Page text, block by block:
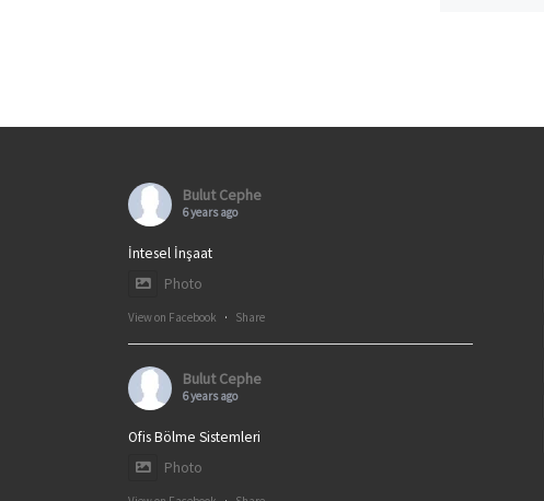
Bulut Cephe
6 years ago
İntesel İnşaat
Photo
View on Facebook · Share
Bulut Cephe
6 years ago
Ofis Bölme Sistemleri
Photo